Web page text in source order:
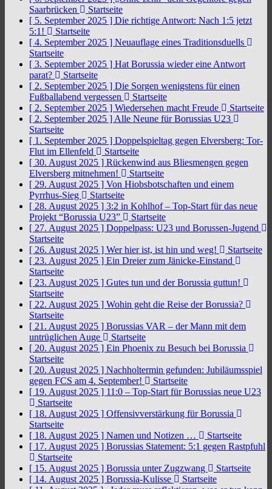
Saarbrücken
Startseite
[ 5. September 2025 ] Die richtige Antwort: Nach 1:5 jetzt
5:1!
Startseite
[ 4. September 2025 ] Neuauflage eines Traditionsduells
Startseite
[ 3. September 2025 ] Hat Borussia wieder eine Antwort
parat?
Startseite
[ 2. September 2025 ] Die Sorgen wenigstens für einen
Fußballabend vergessen
Startseite
[ 2. September 2025 ] Wiedersehen macht Freude
Startseite
[ 2. September 2025 ] Alle Neune für Borussias U23
Startseite
[ 1. September 2025 ] Doppelspieltag gegen Elversberg: Tor-
Flut im Ellenfeld
Startseite
[ 30. August 2025 ] Rückenwind aus Bliesmengen gegen
Elversberg mitnehmen!
Startseite
[ 29. August 2025 ] Von Hiobsbotschaften und einem
Pyrrhus-Sieg
Startseite
[ 28. August 2025 ] 3:2 in Kohlhof – Top-Start für das neue
Projekt “Borussia U23”
Startseite
[ 27. August 2025 ] Doppelpass: U23 und Borussen-Jugend
Startseite
[ 26. August 2025 ] Wer hier ist, ist hin und weg!
Startseite
[ 23. August 2025 ] Ein Dreier zum Jänicke-Einstand
Startseite
[ 23. August 2025 ] Gutes tun und der Borussia guttun!
Startseite
[ 22. August 2025 ] Wohin geht die Reise der Borussia?
Startseite
[ 21. August 2025 ] Borussias VAR – der Mann mit dem
untrüglichen Auge
Startseite
[ 20. August 2025 ] Ein Phoenix zu Besuch bei Borussia
Startseite
[ 20. August 2025 ] Nachholtermin gefunden: Jubiläumsspiel
gegen FCS am 4. September!
Startseite
[ 19. August 2025 ] 11:0 – Top-Start für Borussias neue U23
Startseite
[ 18. August 2025 ] Offensivverstärkung für Borussia
Startseite
[ 18. August 2025 ] Namen und Notizen …
Startseite
[ 17. August 2025 ] Borussias Statement: 5:1 gegen Rastpfuhl
Startseite
[ 15. August 2025 ] Borussia unter Zugzwang
Startseite
[ 14. August 2025 ] Borussia-Kulisse
Startseite